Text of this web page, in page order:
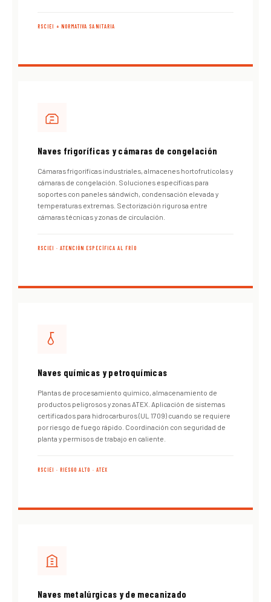
RSCIEI + NORMATIVA SANITARIA
Naves frigoríficas y cámaras de congelación
Cámaras frigoríficas industriales, almacenes hortofrutícolas y
cámaras de congelación. Soluciones específicas para
soportes con paneles sándwich, condensación elevada y
temperaturas extremas. Sectorización rigurosa entre
cámaras técnicas y zonas de circulación.
RSCIEI · ATENCIÓN ESPECÍFICA AL FRÍO
Naves químicas y petroquímicas
Plantas de procesamiento químico, almacenamiento de
productos peligrosos y zonas ATEX. Aplicación de sistemas
certificados para hidrocarburos (UL 1709) cuando se requiere
por riesgo de fuego rápido. Coordinación con seguridad de
planta y permisos de trabajo en caliente.
RSCIEI · RIESGO ALTO · ATEX
Naves metalúrgicas y de mecanizado